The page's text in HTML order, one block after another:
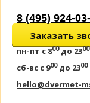
8 (495) 924-
Заказать
пн-пт с 800до 2300
сб-вс с 900до 2300
hello@dvermet-